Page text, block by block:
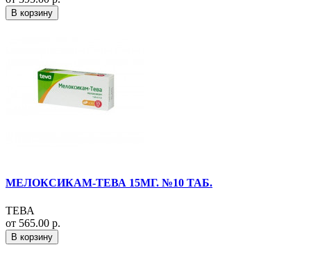
В корзину
МЕЛОКСИКАМ-ТЕВА 15МГ. №10 ТАБ.
ТЕВА
от 565.00 р.
В корзину